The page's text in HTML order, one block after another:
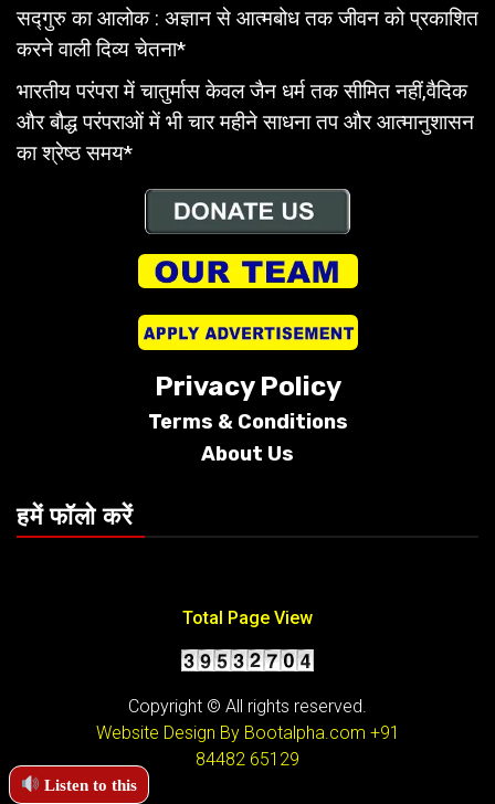
सद्गुरु का आलोक : अज्ञान से आत्मबोध तक जीवन को प्रकाशित
करने वाली दिव्य चेतना*
भारतीय परंपरा में चातुर्मास केवल जैन धर्म तक सीमित नहीं,वैदिक
और बौद्ध परंपराओं में भी चार महीने साधना तप और आत्मानुशासन
का श्रेष्ठ समय*
Privacy Policy
Terms & Conditions
About Us
हमें फॉलो करें
Total Page View
Copyright © All rights reserved.
Website Design By Bootalpha.com +91
84482 65129
Listen to this